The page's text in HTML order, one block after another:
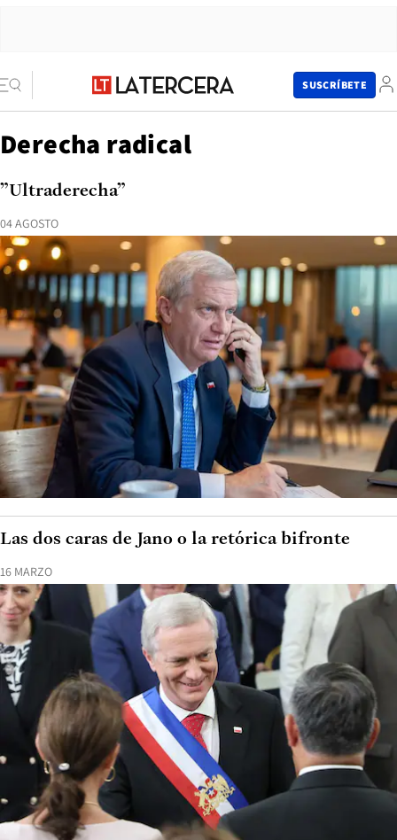
SUSCRÍBETE
Derecha radical
04 AGOSTO
”Ultraderecha”
16 MARZO
Las dos caras de Jano o la retórica bifronte